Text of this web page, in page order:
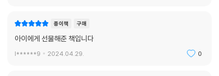
종이책 구매
아이에게 선물해준 책입니다
l******9 2024.04.29. 0